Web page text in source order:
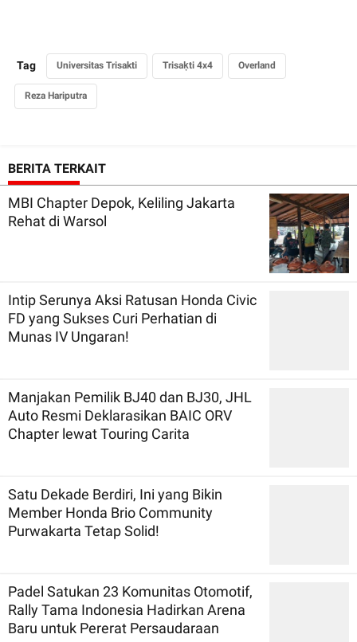
Tag Universitas Trisakti Trisaķti 4x4 Overland
Reza Hariputra
BERITA TERKAIT
MBI Chapter Depok, Keliling Jakarta
Rehat di Warsol
Intip Serunya Aksi Ratusan Honda Civic
FD yang Sukses Curi Perhatian di
Munas IV Ungaran!
Manjakan Pemilik BJ40 dan BJ30, JHL
Auto Resmi Deklarasikan BAIC ORV
Chapter lewat Touring Carita
Satu Dekade Berdiri, Ini yang Bikin
Member Honda Brio Community
Purwakarta Tetap Solid!
Padel Satukan 23 Komunitas Otomotif,
Rally Tama Indonesia Hadirkan Arena
Baru untuk Pererat Persaudaraan